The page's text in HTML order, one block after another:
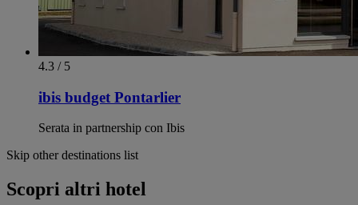
4.3 / 5
ibis budget Pontarlier
Serata in partnership con Ibis
Skip other destinations list
Scopri altri hotel